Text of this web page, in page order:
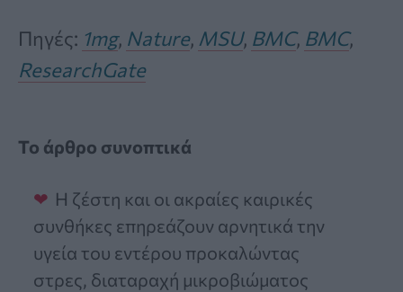
Πηγές: 1mg, Nature, MSU, BMC, BMC,
ResearchGate
Το άρθρο συνοπτικά
Η ζέστη και οι ακραίες καιρικές
συνθήκες επηρεάζουν αρνητικά την
υγεία του εντέρου προκαλώντας
στρες, διαταραχή μικροβιώματος